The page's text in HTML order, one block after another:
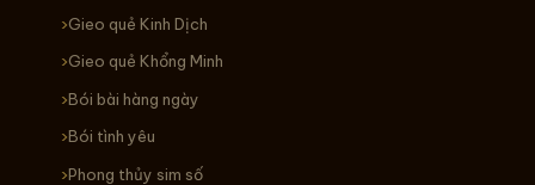
Gieo quẻ Kinh Dịch
Gieo quẻ Khổng Minh
Bói bài hàng ngày
Bói tình yêu
Phong thủy sim số